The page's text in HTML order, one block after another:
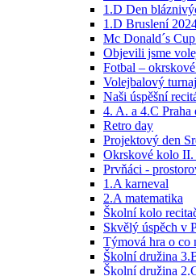
1.D Den
1.D Bruslení
Mc Donald´s
Objevili jsme
Fotbal –
Volejbalový
Naši úspěšní
4. A. a 4.C Praha
Retro day
Projektový den
Okrskové kolo II.
Prvňáci -
1.A karneval
2.A matematika
Školní kolo
Skvělý úspěch v
Týmová hra o co
Školní družina
Školní družina